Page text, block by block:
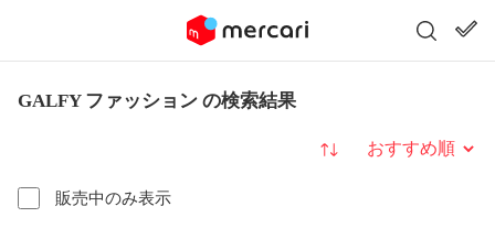
GALFY ファッション の検索結果
販売中のみ表示
並び替え